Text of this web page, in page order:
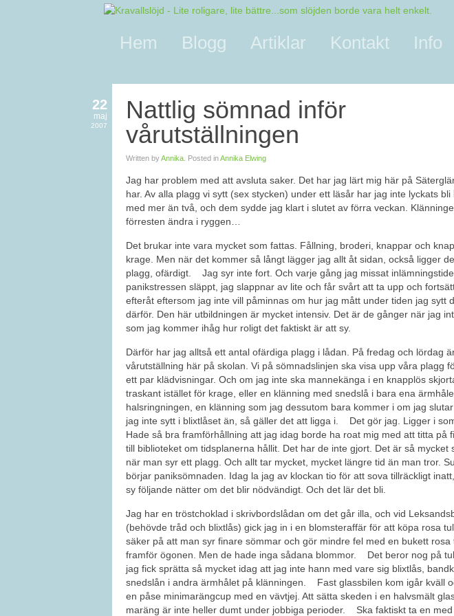
Hem Blogg Artiklar Kontakt Info
22
maj
2007
Nattlig sömnad inför
vårutställningen
Written byAnnika . Posted inAnnika Elwing
Jag har problem med att avsluta saker. Det har jag lärt mig här på
har. Av alla plagg vi sytt (sex stycken) under ett läsår har jag inte lyckats bli
med mer än två, och dem sydde jag klart i slutet av förra veckan.
förresten ändra i ryggen…
Det brukar inte vara mycket som fattas. Fållning, broderi, knappar och
krage. Men när det kommer så långt lägger jag allt åt sidan, också ligger
plagg, ofärdigt. Jag syr inte fort. Och varje gång jag missat
panikstressen släppt, jag slappnar av lite och får svårt att ta upp och
efteråt eftersom jag inte vill påminnas om hur jag mått under tiden jag sytt
därför. Den här utbildningen är mycket intensiv. Det är de gånger när jag
som jag kommer ihåg hur roligt det faktiskt är att sy.
Därför har jag alltså ett antal ofärdiga plagg i lådan. På fredag och lördag
vårutställning här på skolan. Vi på sömnadslinjen ska visa upp våra plagg
ett par klädvisningar. Och om jag inte ska mannekänga i en knapplös
traskant istället för krage, eller en klänning med snedslå i bara ena
halsringningen, en klänning som jag dessutom bara kommer i om jag
jag inte sytt i blixtlåset än, så gäller det att ligga i. Det gör jag. Ligger i
Hade så bra framförhållning att jag idag borde ha roat mig med att titta på
till biblioteket om tidsplanerna hållit. Det har de inte gjort. Det är så mycket
när man syr ett plagg. Och allt tar mycket, mycket längre tid än man tror.
börjar paniksömnaden. Idag la jag av klockan tio för att sova tillräckligt
sy följande nätter om det blir nödvändigt. Och det lär det bli.
Jag har en tröstchoklad i skrivbordslådan om det går illa, och vid
(behövde tråd och blixtlås) gick jag in i en blomsteraffär för att köpa rosa
säker på att man syr finare sömmar och gör mindre fel med en bukett rosa
framför ögonen. Men de hade inga sådana blommor. Det beror nog på
jag fick sprätta så mycket idag att jag inte hann med vare sig blixtlås,
snedslån i andra ärmhålet på klänningen. Fast glassbilen kom igår kväll
en påse minimarängcup med en vävtjej. Att sätta skeden i en halvsmält
maräng är inte heller dumt under jobbiga perioder. Ska faktiskt ta en med